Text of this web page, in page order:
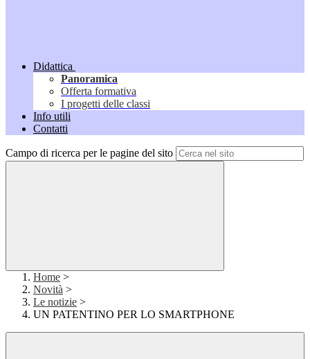
Didattica
Panoramica
Offerta formativa
I progetti delle classi
Info utili
Contatti
Campo di ricerca per le pagine del sito
Home >
Novità >
Le notizie >
UN PATENTINO PER LO SMARTPHONE